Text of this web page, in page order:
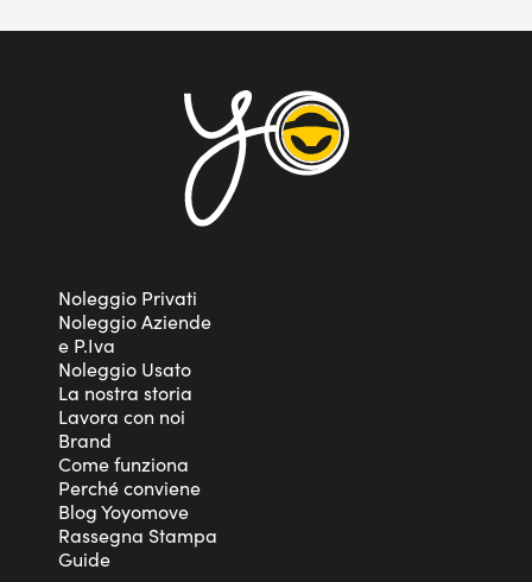
Noleggio Privati
Noleggio Aziende
e P.Iva
Noleggio Usato
La nostra storia
Lavora con noi
Brand
Come funziona
Perché conviene
Blog Yoyomove
Rassegna Stampa
Guide